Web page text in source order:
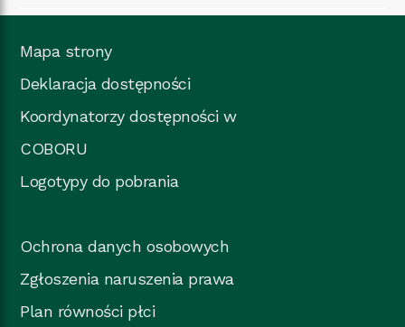
Mapa strony
Deklaracja dostępności
Koordynatorzy dostępności w
COBORU
Logotypy do pobrania
Ochrona danych osobowych
Zgłoszenia naruszenia prawa
Plan równości płci